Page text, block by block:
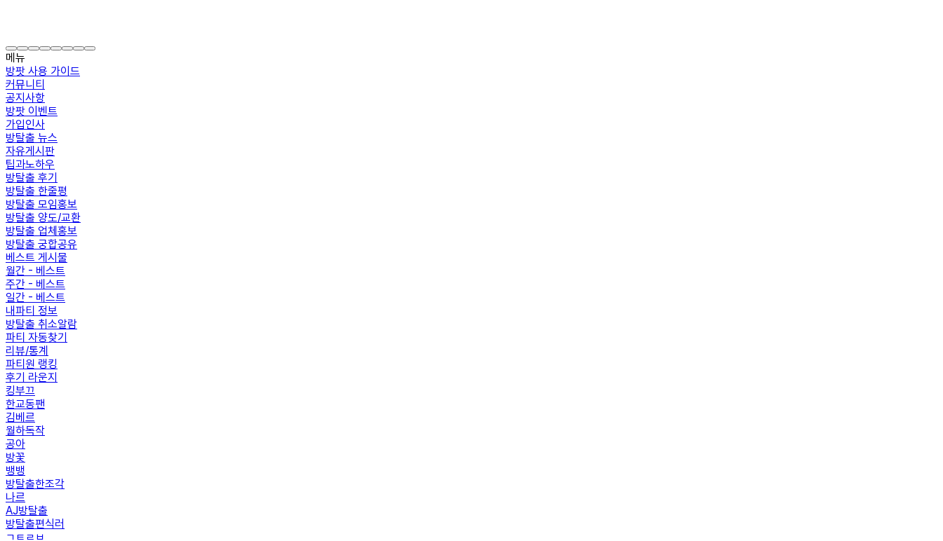
메뉴
방팟 사용 가이드
커뮤니티
공지사항
방팟 이벤트
가입인사
방탈출 뉴스
자유게시판
팁과노하우
방탈출 후기
방탈출 한줄평
방탈출 모임홍보
방탈출 양도/교환
방탈출 업체홍보
방탈출 궁합공유
베스트 게시물
월간 - 베스트
주간 - 베스트
일간 - 베스트
내파티 정보
방탈출 취소알람
파티 자동찾기
리뷰/통계
파티원 랭킹
후기 라운지
킹부끄
한교동팬
김베르
월하독작
공아
방꽃
뱅뱅
방탈출한조각
나르
AJ방탈출
방탈출편식러
ㄱㅌㄹㅂ